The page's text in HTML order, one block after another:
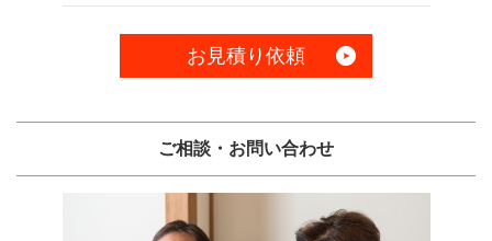
お見積り依頼
ご相談・お問い合わせ